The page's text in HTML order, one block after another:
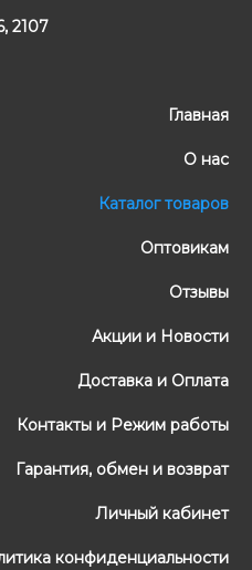
2107
Главная
О нас
Каталог товаров
Оптовикам
Отзывы
Акции и Новости
Доставка и Оплата
Контакты и Режим работы
Гарантия, обмен и возврат
Личный кабинет
конфиденциальности